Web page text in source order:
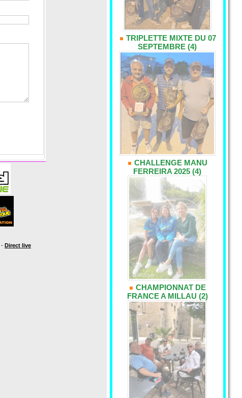
- Direct live
TRIPLETTE MIXTE DU 07
SEPTEMBRE (4)
CHALLENGE MANU
FERREIRA 2025 (4)
CHAMPIONNAT DE
FRANCE A MILLAU (2)